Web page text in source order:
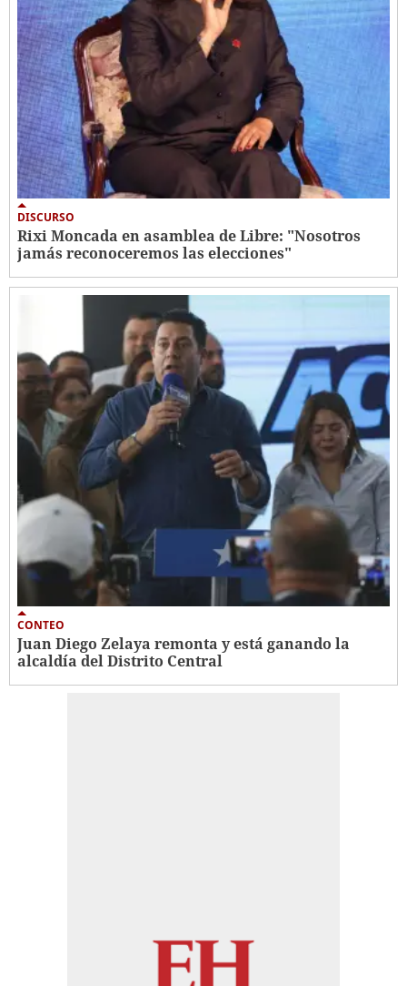
DISCURSO
Rixi Moncada en asamblea de Libre: "Nosotros
jamás reconoceremos las elecciones"
CONTEO
Juan Diego Zelaya remonta y está ganando la
alcaldía del Distrito Central